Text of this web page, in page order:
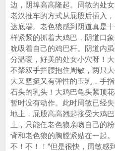
边，阴埠高高隆起。周敏的处
老汉推车的方式从屁股后插入
达底端。老色狼感到阴道真是
样紧紧的抓着大鸡巴，阴道口
吮吸着自己的鸡巴杆。阴道内
分温暖，好美的处女小穴呀！
不禁双手拦腰抱住周敏，两只
大又坚挺又有弹性的玉乳，手
石头的乳头！大鸡巴龟头紧顶
暂时没有动作。此时周敏已经
地上，屁股高高翘起接受大鸡
上，只能任老色狼亲吻自己的
背和老色狼的胸膛紧贴在一
不！不！！”但是很快，周敏感